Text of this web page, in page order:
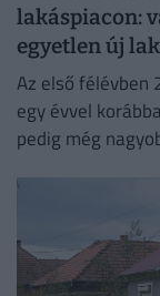
lakáspiacon:
egyetlen új
Az első félévben
egy évvel
pedig még